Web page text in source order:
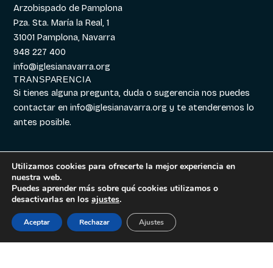
Arzobispado de Pamplona
Pza. Sta. María la Real, 1
31001 Pamplona, Navarra
948 227 400
info@iglesianavarra.org
TRANSPARENCIA
Si tienes alguna pregunta, duda o sugerencia nos puedes
contactar eninfo@iglesianavarra.org y te atenderemos lo
antes posible.
Aviso legal|
Cookies|Política de
Utilizamos cookies para ofrecerte la mejor experiencia en
nuestra web.
Puedes aprender más sobre qué cookies utilizamos o
desactivarlas en los ajustes.
Aceptar Rechazar Ajustes